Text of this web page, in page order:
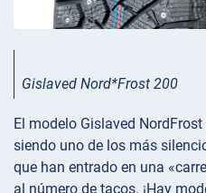
Gislaved Nord*Frost 200
El modelo Gislaved
siendo uno de los más
que han entrado en una
al número de tacos. ¡Hay